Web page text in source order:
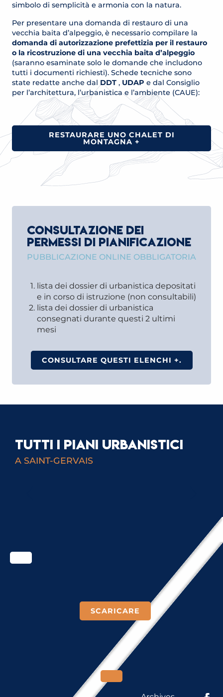
simbolo di semplicità e armonia con la natura.
Per presentare una domanda di restauro di una
vecchia baita d’alpeggio, è necessario compilare la
domanda di autorizzazione prefettizia per il restauro
o la ricostruzione di una vecchia baita d’alpeggio
(saranno esaminate solo le domande che includono
tutti i documenti richiesti). Schede tecniche sono
state redatte anche dal DDT , UDAP e dal Consiglio
per l’architettura, l’urbanistica e l’ambiente (CAUE):
RESTAURARE UNO CHALET DI
MONTAGNA +
CONSULTAZIONE DEI
PERMESSI DI PIANIFICAZIONE
PUBBLICAZIONE ONLINE OBBLIGATORIA
lista dei dossier di urbanistica depositati
e in corso di istruzione (non consultabili)
lista dei dossier di urbanistica
consegnati durante questi 2 ultimi
mesi
CONSULTARE QUESTI ELENCHI +.
TUTTI I PIANI URBANISTICI
A SAINT-GERVAIS
SCARICARE